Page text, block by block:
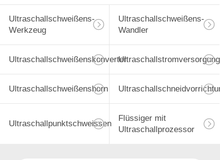
Ultraschallschweißens-
Werkzeug
Ultraschallschweißens-
Wandler
UltraschallschweißenskonverterUltraschallstromversorgung
Ultraschallschweißenshorn
Ultraschallpunktschweissen
Flüssiger mit
Ultraschallprozessor